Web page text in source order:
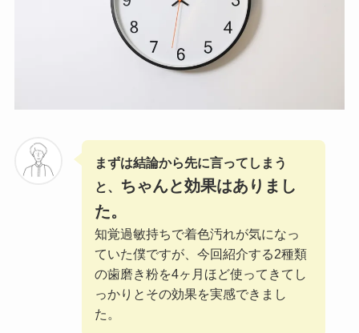
まずは結論から先に言ってしまう
と、
ちゃんと効果はありまし
た。
知覚過敏持ちで着色汚れが気になっ
ていた僕ですが、今回紹介する2種類
の歯磨き粉を4ヶ月ほど使ってきてし
っかりとその効果を実感できまし
た。